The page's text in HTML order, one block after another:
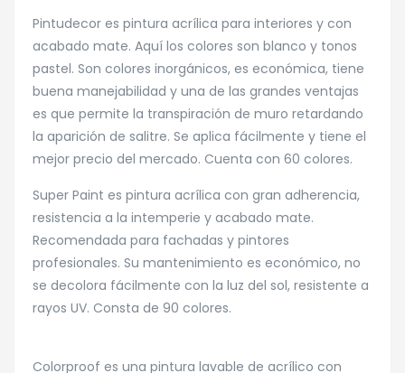
Pintudecor es pintura acrílica para interiores y con
acabado mate. Aquí los colores son blanco y tonos
pastel. Son colores inorgánicos, es económica, tiene
buena manejabilidad y una de las grandes ventajas
es que permite la transpiración de muro retardando
la aparición de salitre. Se aplica fácilmente y tiene el
mejor precio del mercado. Cuenta con 60 colores.
Super Paint es pintura acrílica con gran adherencia,
resistencia a la intemperie y acabado mate.
Recomendada para fachadas y pintores
profesionales. Su mantenimiento es económico, no
se decolora fácilmente con la luz del sol, resistente a
rayos UV. Consta de 90 colores.
Colorproof es una pintura lavable de acrílico con